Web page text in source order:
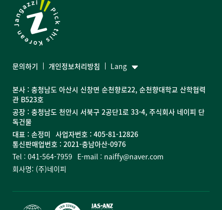
본사 : 충청남도 아산시 신창면 순천향로22, 순천향대학교 산학협력
관 B523호
공장 : 충청남도 천안시 서북구 2공단1로 33-4, 주식회사 네이피 단
독건물
대표 : 손정미 사업자번호 : 405-81-12826
통신판매업번호 : 2021-충남아산-0976
Tel : 041-564-7959 E-mail : naiffy@naver.com
회사명: (주)네이피
문의하기 개인정보처리방침 Lang